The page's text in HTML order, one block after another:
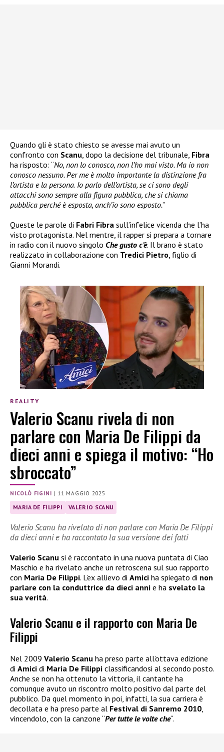
Quando gli è stato chiesto se avesse mai avuto un
confronto con Scanu , dopo la decisione del tribunale, Fibra
ha risposto: “No, non lo conosco, non l’ho mai visto. Ma io non
conosco nessuno. Per me è molto importante la distinzione fra
l’artista e la persona. Io parlo dell’artista, se ci sono degli
attacchi sono sempre alla figura pubblica, che si chiama
pubblica perché è esposta, anch’io sono esposto.”
Queste le parole di Fabri Fibra sull’infelice vicenda che l’ha
visto protagonista. Nel mentre, il rapper si prepara a tornare
in radio con il nuovo singolo Che gusto c’è. Il brano è stato
realizzato in collaborazione con Tredici Pietro , figlio di
Gianni Morandi.
REALITY
Valerio Scanu rivela di non
parlare con Maria De Filippi da
dieci anni e spiega il motivo: “Ho
sbroccato”
NICOLÒ FIGINI | 11 MAGGIO 2025
MARIA DE FILIPPI VALERIO SCANU
Valerio Scanu ha rivelato di non parlare con Maria De Filippi
da dieci anni e ha raccontato la sua versione dei fatti
Valerio Scanu si è raccontato in una nuova puntata di Ciao
Maschio e ha rivelato anche un retroscena sul suo rapporto
con Maria De Filippi. L’ex allievo di Amici ha spiegato di non
parlare con la conduttrice da dieci anni e ha svelato la
sua verità.
Valerio Scanu e il rapporto con Maria De
Filippi
Nel 2009 Valerio Scanu ha preso parte all’ottava edizione
di Amici di Maria De Filippi classificandosi al secondo posto.
Anche se non ha ottenuto la vittoria, il cantante ha
comunque avuto un riscontro molto positivo dal parte del
pubblico. Da quel momento in poi, infatti, la sua carriera è
decollata e ha preso parte al Festival di Sanremo 2010,
vincendolo, con la canzone “Per tutte le volte che“.